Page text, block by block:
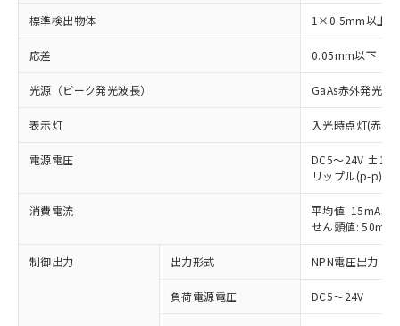
標準検出物体 1×0.5mm以上の
応差 0.05mm以下
光源（ピーク発光波長） GaAs赤外発光ダ
表示灯 入光時点灯(赤色)
電源電圧
DC5～24V
リップル(p-p)
消費電流
平均値: 15mA以
せん頭値: 50mA
制御出力 出力形式 NPN電圧出力
負荷電源電圧 DC5～24V
ご利用条件
対応済み：EU RoHS指令（10物質）の
非含有に対応した製品が提供可能な商品で
す。
対応予定：EU RoHS指令（10物質）の非含
有に対応した製品に切り替える予定のある